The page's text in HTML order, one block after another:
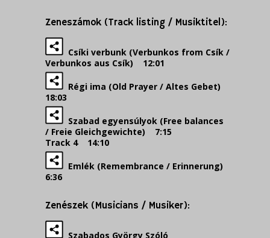
Zeneszámok (Track listing / Musiktitel):
Csíki verbunk (Verbunkos from Csík /
Verbunkos aus Csík) 12:01
Régi ima (Old Prayer / Altes Gebet)
18:03
Szabad egyensúlyok (Free balances
/ Freie Gleichgewichte) 7:15
Track 4 14:10
Emlék (Remembrance / Erinnerung)
6:36
Zenészek (Musicians / Musiker):
Szabados György Szóló